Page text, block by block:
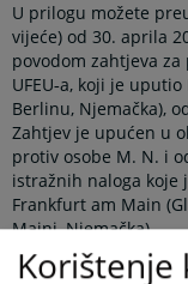
U prilogu možete
vijeće) od 30. aprila
povodom zahtjeva
UFEU‑a, koji je
Berlinu, Njemačka),
Zahtjev je upućen u
protiv osobe M. N. i
istražnih naloga koje
Frankfurt am Main
Majni, Njemačka).
Predmet pokreće
Korištenje